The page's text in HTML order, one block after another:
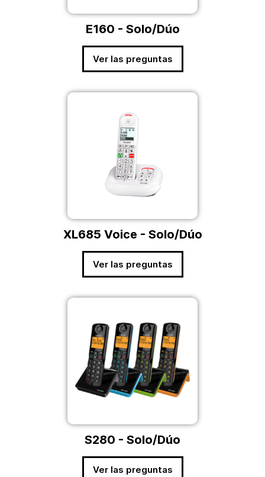
E160 - Solo/Dúo
Ver las preguntas
XL685 Voice - Solo/Dúo
Ver las preguntas
S280 - Solo/Dúo
Ver las preguntas